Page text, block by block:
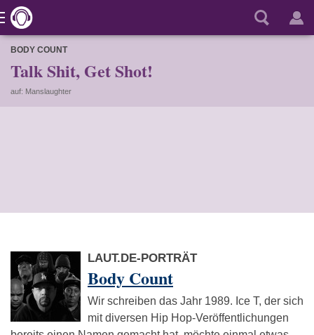
BODY COUNT
Talk Shit, Get Shot!
auf: Manslaughter
LAUT.DE-PORTRÄT
Body Count
Wir schreiben das Jahr 1989. Ice T, der sich
mit diversen Hip Hop-Veröffentlichungen